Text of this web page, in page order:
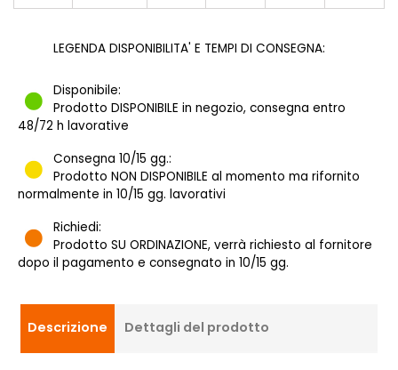
LEGENDA DISPONIBILITA' E TEMPI DI CONSEGNA:
Disponibile:
Prodotto DISPONIBILE in negozio, consegna entro
48/72 h lavorative
Consegna 10/15 gg.:
Prodotto NON DISPONIBILE al momento ma rifornito
normalmente in 10/15 gg. lavorativi
Richiedi:
Prodotto SU ORDINAZIONE, verrà richiesto al fornitore
dopo il pagamento e consegnato in 10/15 gg.
Descrizione Dettagli del prodotto